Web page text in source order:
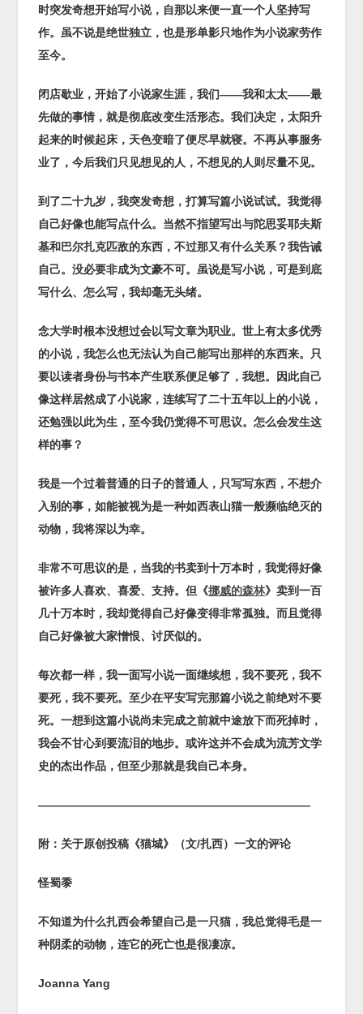
时突发奇想开始写小说，自那以来便一直一个人坚持写
作。虽不说是绝世独立，也是形单影只地作为小说家劳作
至今。
闭店歇业，开始了小说家生涯，我们——我和太太——最
先做的事情，就是彻底改变生活形态。我们决定，太阳升
起来的时候起床，天色变暗了便尽早就寝。不再从事服务
业了，今后我们只见想见的人，不想见的人则尽量不见。
到了二十九岁，我突发奇想，打算写篇小说试试。我觉得
自己好像也能写点什么。当然不指望写出与陀思妥耶夫斯
基和巴尔扎克匹敌的东西，不过那又有什么关系？我告诫
自己。没必要非成为文豪不可。虽说是写小说，可是到底
写什么、怎么写，我却毫无头绪。
念大学时根本没想过会以写文章为职业。世上有太多优秀
的小说，我怎么也无法认为自己能写出那样的东西来。只
要以读者身份与书本产生联系便足够了，我想。因此自己
像这样居然成了小说家，连续写了二十五年以上的小说，
还勉强以此为生，至今我仍觉得不可思议。怎么会发生这
样的事？
我是一个过着普通的日子的普通人，只写写东西，不想介
入别的事，如能被视为是一种如西表山猫一般濒临绝灭的
动物，我将深以为幸。
非常不可思议的是，当我的书卖到十万本时，我觉得好像
被许多人喜欢、喜爱、支持。但《挪威的森林》卖到一百
几十万本时，我却觉得自己好像变得非常孤独。而且觉得
自己好像被大家憎恨、讨厌似的。
每次都一样，我一面写小说一面继续想，我不要死，我不
要死，我不要死。至少在平安写完那篇小说之前绝对不要
死。一想到这篇小说尚未完成之前就中途放下而死掉时，
我会不甘心到要流泪的地步。或许这并不会成为流芳文学
史的杰出作品，但至少那就是我自己本身。
————————————————————————
附：关于原创投稿《猫城》（文/扎西）一文的评论
怪蜀黍
不知道为什么扎西会希望自己是一只猫，我总觉得毛是一
种阴柔的动物，连它的死亡也是很凄凉。
Joanna Yang